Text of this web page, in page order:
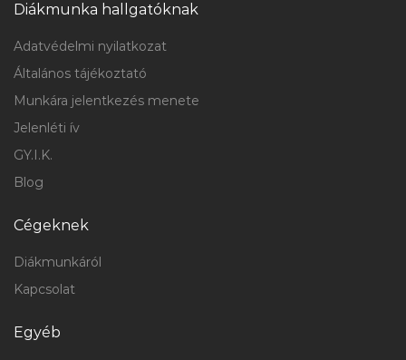
Diákmunka hallgatóknak
Adatvédelmi nyilatkozat
Általános tájékoztató
Munkára jelentkezés menete
Jelenléti ív
GY.I.K.
Blog
Cégeknek
Diákmunkáról
Kapcsolat
Egyéb